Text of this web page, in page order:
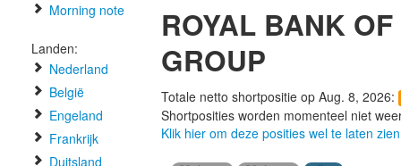
Morning note
Landen:
Nederland
België
Engeland
Frankrijk
Duitsland
ROYAL BANK
GROUP
Totale netto shortpositie op Aug. 8, 2026:
Shortposities worden momenteel niet
Klik hier om deze posities wel te laten zien